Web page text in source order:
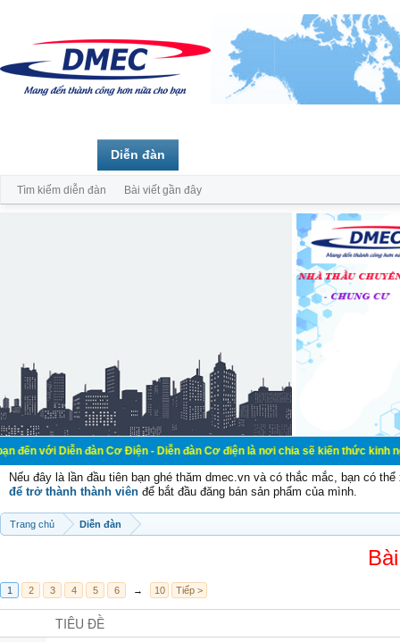
đàn Cơ Điện - Diễn đàn Cơ điện là nơi chia sẽ kiến thức kinh nghiệm
Nếu đây là lần đầu tiên bạn ghé thăm dmec.vn và có thắc mắc, bạn có
để trở thành thành viên để bắt đầu đăng bán sản phẩm của mình.
Trang chủ Diễn đàn
1 2 3 4 5 6 → 10 Tiếp >
TIÊU ĐỀ
Diễn đàn
Tìm kiếm diễn đàn Bài viết gần đây